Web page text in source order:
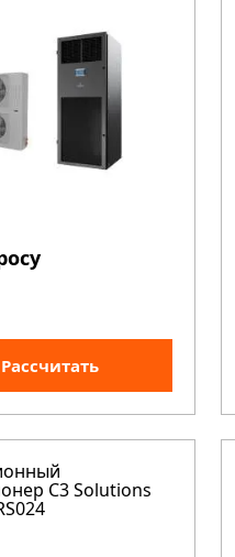
Рассчитать
C3 Solutions